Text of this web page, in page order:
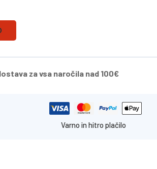
za vsa naročila nad 100€
Varno in hitro plačilo